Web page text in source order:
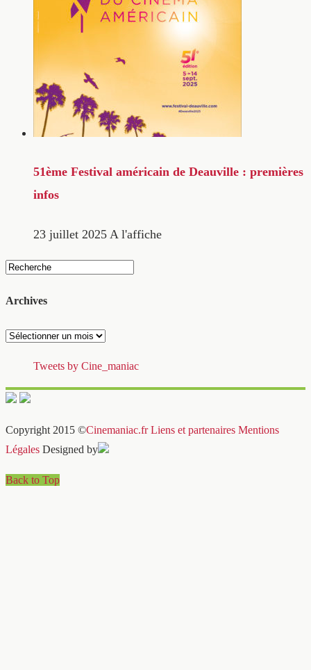
51ème Festival américain de Deauville : premières
infos
23 juillet 2025 A l'affiche
Archives
Archives
Tweets by Cine_maniac
Copyright 2015 ©Cinemaniac.fr Liens et partenaires Mentions
Légales Designed by
Back to Top